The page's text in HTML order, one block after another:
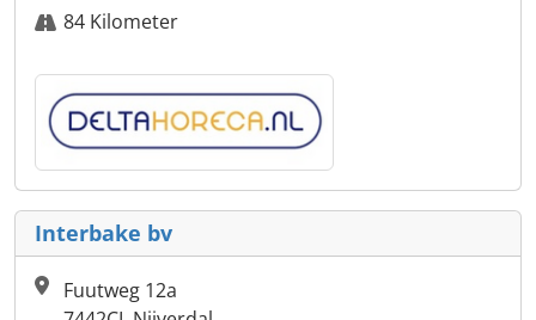
84 Kilometer
Interbake bv
Fuutweg 12a